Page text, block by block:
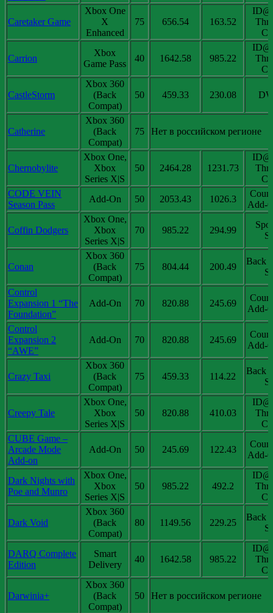
Caretaker Game
Xbox One
X
Enhanced
75 656.54 163.52
Carrion
Xbox
Game Pass
40 1642.58 985.22
CastleStorm
Xbox 360
(Back
Compat)
50 459.33 230.08
Catherine
Xbox 360
(Back
Compat)
75 Нет в российском регионе
Chernobylite
Xbox One,
Xbox
Series X|S
50 2464.28 1231.73
CODE VEIN
Season Pass
Add-On 50 2053.43 1026.3
Add-
Coffin Dodgers
Xbox One,
Xbox
Series X|S
70 985.22 294.99
Conan
Xbox 360
(Back
Compat)
75 804.44 200.49
Back
Control
Expansion 1 “The
Foundation”
Add-On 70 820.88 245.69
Add-
Control
Expansion 2
“AWE”
Add-On 70 820.88 245.69
Add-
Crazy Taxi
Xbox 360
(Back
Compat)
75 459.33 114.22
Back
Creepy Tale
Xbox One,
Xbox
Series X|S
50 820.88 410.03
CUBE Game –
Arcade Mode
Add-on
Add-On 50 245.69 122.43
Add-
Dark Nights with
Poe and Munro
Xbox One,
Xbox
Series X|S
50 985.22 492.2
Dark Void
Xbox 360
(Back
Compat)
80 1149.56 229.25
Back
DARQ Complete
Edition
Smart
Delivery
40 1642.58 985.22
Darwinia+
Xbox 360
(Back
Compat)
50 Нет в российском регионе